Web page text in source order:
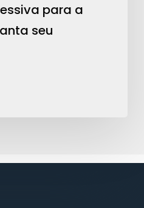
para a
seu